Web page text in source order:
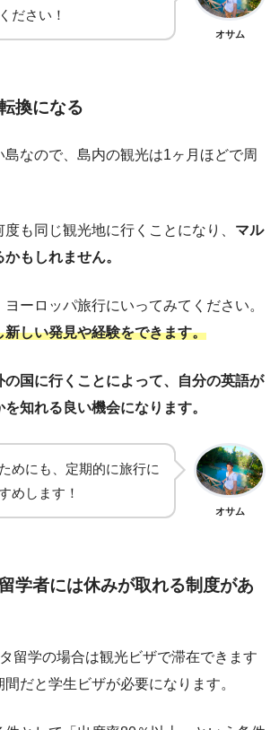
ださい！
オサム
換になる
島なので、島内の観光は1ヶ月ほどで周
も同じ観光地に行くことになり、 マル
もしれません。
ーロッパ旅行にいってみてください。
新しい発見や経験をできます。
の国に行くことによって、自分の英語が
知れる良い機会になります。
めにも、定期的に旅行に
めします！
オサム
学者には休みが取れる制度があ
留学の場合は観光ビザで滞在できます
だと学生ビザが必要になります。